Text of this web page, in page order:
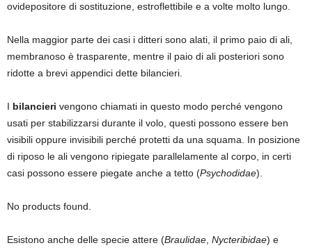
ovidepositore di sostituzione, estroflettibile e a volte molto lungo.
Nella maggior parte dei casi i ditteri sono alati, il primo paio di ali,
membranoso è trasparente, mentre il paio di ali posteriori sono
ridotte a brevi appendici dette bilancieri.
I bilancieri vengono chiamati in questo modo perché vengono
usati per stabilizzarsi durante il volo, questi possono essere ben
visibili oppure invisibili perché protetti da una squama. In posizione
di riposo le ali vengono ripiegate parallelamente al corpo, in certi
casi possono essere piegate anche a tetto (Psychodidae).
No products found.
Esistono anche delle specie attere (Braulidae, Nycteribidae) e